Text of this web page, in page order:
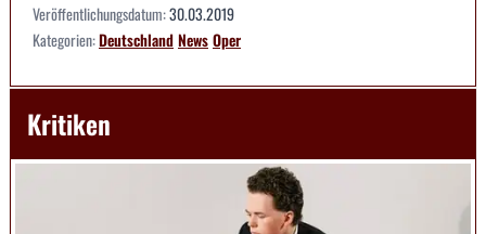
Veröffentlichungsdatum:30.03.2019
Kategorien:DeutschlandNewsOper
Kritiken